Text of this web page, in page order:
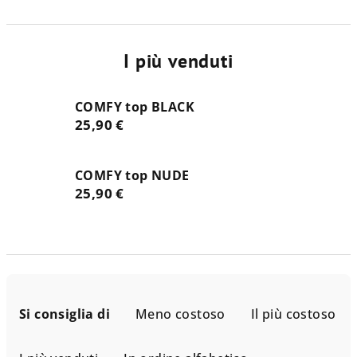
I più venduti
COMFY top BLACK
25,90 €
COMFY top NUDE
25,90 €
Si consiglia di Meno costoso Il più costoso